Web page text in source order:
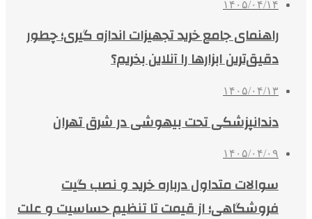
۱۴۰۵/۰۴/۱۴
راهنمای جامع خرید تجهیزات اندازه گیری؛ چطور
دقیق‌ترین ابزارها را آنلاین بخریم؟
۱۴۰۵/۰۴/۱۳
دندانپزشکی تحت بیهوشی در شرق تهران
۱۴۰۵/۰۴/۰۹
سوالات متداول درباره خرید و نصب گیت
فروشگاهی؛ از قیمت تا تنظیم حساسیت و علت